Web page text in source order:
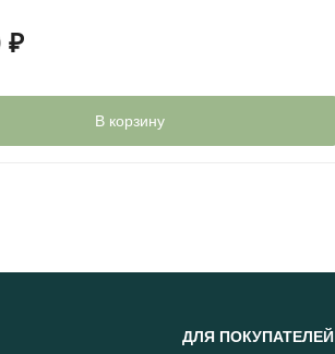
₽
В корзину
ДЛЯ ПОКУПАТЕЛЕЙ